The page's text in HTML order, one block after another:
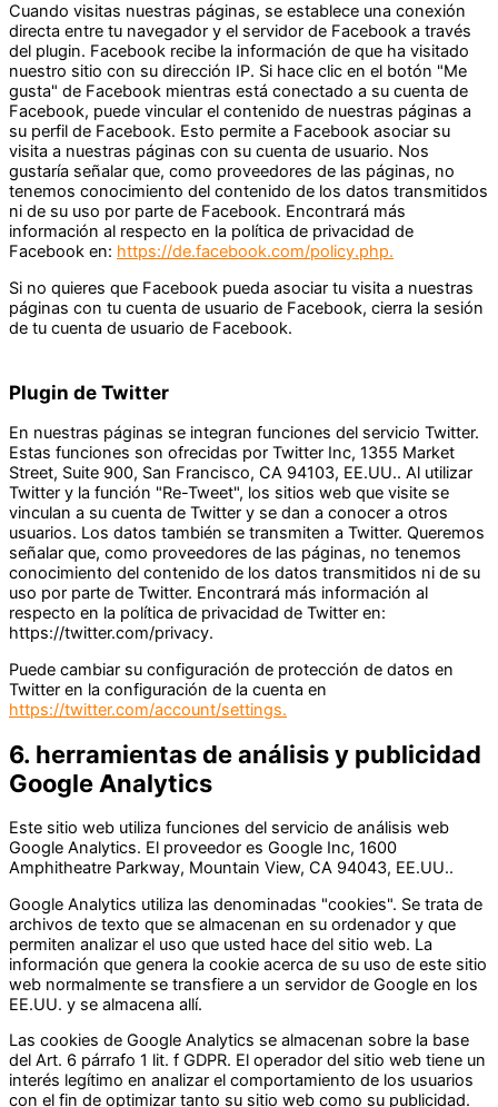
Cuando visitas nuestras páginas, se establece una conexión
directa entre tu navegador y el servidor de Facebook a través
del plugin. Facebook recibe la información de que ha visitado
nuestro sitio con su dirección IP. Si hace clic en el botón "Me
gusta" de Facebook mientras está conectado a su cuenta de
Facebook, puede vincular el contenido de nuestras páginas a
su perfil de Facebook. Esto permite a Facebook asociar su
visita a nuestras páginas con su cuenta de usuario. Nos
gustaría señalar que, como proveedores de las páginas, no
tenemos conocimiento del contenido de los datos transmitidos
ni de su uso por parte de Facebook. Encontrará más
información al respecto en la política de privacidad de
Facebook en: https://de.facebook.com/policy.php.
Si no quieres que Facebook pueda asociar tu visita a nuestras
páginas con tu cuenta de usuario de Facebook, cierra la sesión
de tu cuenta de usuario de Facebook.
Plugin de Twitter
En nuestras páginas se integran funciones del servicio Twitter.
Estas funciones son ofrecidas por Twitter Inc, 1355 Market
Street, Suite 900, San Francisco, CA 94103, EE.UU.. Al utilizar
Twitter y la función "Re-Tweet", los sitios web que visite se
vinculan a su cuenta de Twitter y se dan a conocer a otros
usuarios. Los datos también se transmiten a Twitter. Queremos
señalar que, como proveedores de las páginas, no tenemos
conocimiento del contenido de los datos transmitidos ni de su
uso por parte de Twitter. Encontrará más información al
respecto en la política de privacidad de Twitter en:
https://twitter.com/privacy.
Puede cambiar su configuración de protección de datos en
Twitter en la configuración de la cuenta en
https://twitter.com/account/settings.
6. herramientas de análisis y publicidad
Google Analytics
Este sitio web utiliza funciones del servicio de análisis web
Google Analytics. El proveedor es Google Inc, 1600
Amphitheatre Parkway, Mountain View, CA 94043, EE.UU..
Google Analytics utiliza las denominadas "cookies". Se trata de
archivos de texto que se almacenan en su ordenador y que
permiten analizar el uso que usted hace del sitio web. La
información que genera la cookie acerca de su uso de este sitio
web normalmente se transfiere a un servidor de Google en los
EE.UU. y se almacena allí.
Las cookies de Google Analytics se almacenan sobre la base
del Art. 6 párrafo 1 lit. f GDPR. El operador del sitio web tiene un
interés legítimo en analizar el comportamiento de los usuarios
con el fin de optimizar tanto su sitio web como su publicidad.